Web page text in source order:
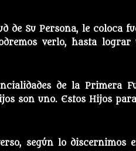
de Su Persona, le coloca
verlo, hasta
de la Primera
son uno. Estos Hijos
según lo discernimos